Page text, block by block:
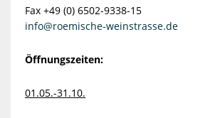
Fax +49 (0) 6502-9338-15
info@roemische-weinstrasse.de
Öffnungszeiten:
01.05.-31.10.